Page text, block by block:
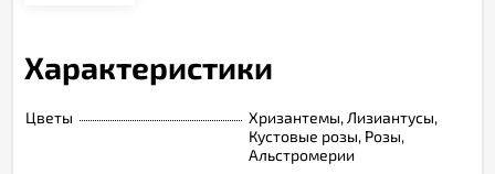
Характеристики
Цветы
Хризантемы, Лизиантусы,
Кустовые розы, Розы,
Альстромерии